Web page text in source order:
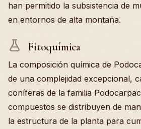
han permitido la subsistencia de
en entornos de alta montaña.
Fitoquímica
La composición química de
de una complejidad excepcional,
coníferas de la familia
compuestos se distribuyen de
la estructura de la planta para